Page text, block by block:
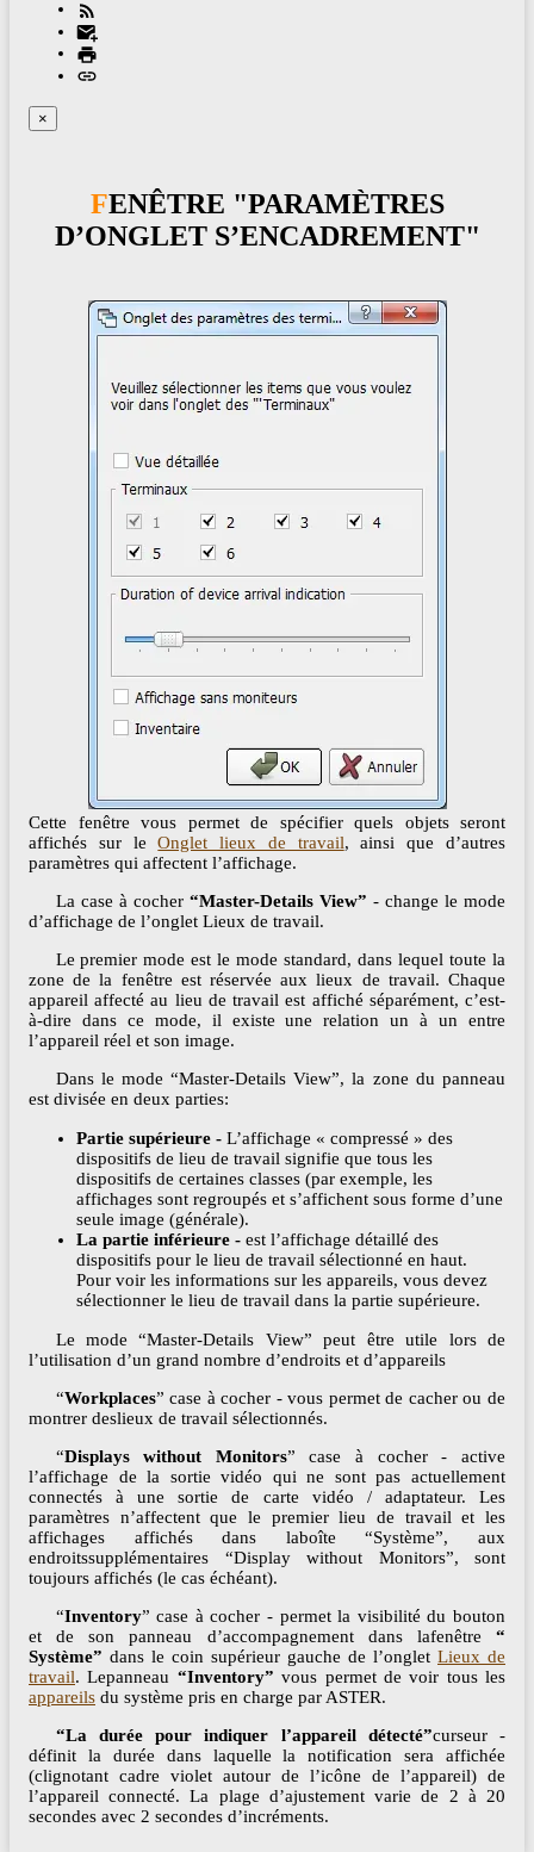
×
FENÊTRE "PARAMÈTRES
D’ONGLET S’ENCADREMENT"
Cette fenêtre vous permet de spécifier quels objets seront
affichés sur leOnglet lieux de travail, ainsi que d’autres
paramètres qui affectent l’affichage.
La case à cocher “Master-Details View” - change le mode
d’affichage de l’onglet Lieux de travail.
Le premier mode est le mode standard, dans lequel toute la
zone de la fenêtre est réservée aux lieux de travail. Chaque
appareil affecté au lieu de travail est affiché séparément, c’est-
à-dire dans ce mode, il existe une relation un à un entre
l’appareil réel et son image.
Dans le mode “Master-Details View”, la zone du panneau
est divisée en deux parties:
Partie supérieure - L’affichage « compressé » des
dispositifs de lieu de travail signifie que tous les
dispositifs de certaines classes (par exemple, les
affichages sont regroupés et s’affichent sous forme d’une
seule image (générale).
La partie inférieure - est l’affichage détaillé des
dispositifs pour le lieu de travail sélectionné en haut.
Pour voir les informations sur les appareils, vous devez
sélectionner le lieu de travail dans la partie supérieure.
Le mode “Master-Details View” peut être utile lors de
l’utilisation d’un grand nombre d’endroits et d’appareils
“Workplaces” case à cocher - vous permet de cacher ou de
montrer deslieux de travail sélectionnés.
“Displays without Monitors” case à cocher - active
l’affichage de la sortie vidéo qui ne sont pas actuellement
connectés à une sortie de carte vidéo / adaptateur. Les
paramètres n’affectent que le premier lieu de travail et les
affichages affichés dans laboîte “Système”, aux
endroitssupplémentaires “Display without Monitors”, sont
toujours affichés (le cas échéant).
“Inventory” case à cocher - permet la visibilité du bouton
et de son panneau d’accompagnement dans lafenêtre “
Système” dans le coin supérieur gauche de l’onglet Lieux de
travail. Lepanneau “Inventory” vous permet de voir tous les​​​​​​​
appareils du système pris en charge par ASTER.
“La durée pour indiquer l’appareil détecté”curseur -
définit la durée dans laquelle la notification sera affichée
(clignotant cadre violet autour de l’icône de l’appareil) de
l’appareil connecté. La plage d’ajustement varie de 2 à 20
secondes avec 2 secondes d’incréments.